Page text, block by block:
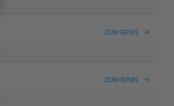
-
ZUM SPIEL
-
ZUM SPIEL
-